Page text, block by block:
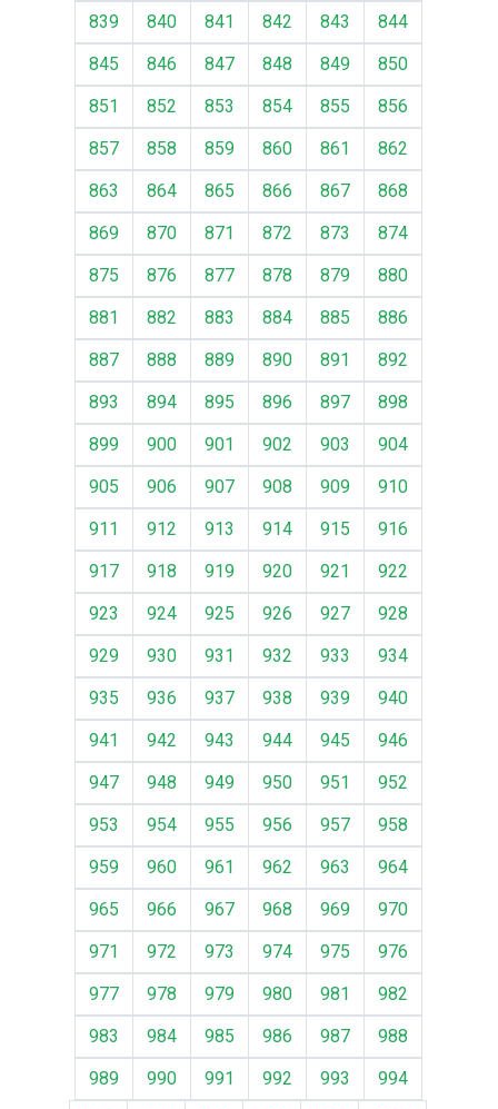
839 840 841 842 843
844
845
846 847 848 849
850
851
852 853 854 855
856
857
858 859 860 861
862
863
864 865 866 867
868
869
870 871 872 873
874
875
876 877 878 879
880
881
882 883 884 885
886
887
888 889 890 891
892
893
894 895 896 897
898
899
900 901 902 903
904
905
906 907 908 909
910
911
912 913 914 915
916
917
918 919 920 921
922
923
924 925 926 927
928
929
930 931 932 933
934
935
936 937 938 939
940
941
942 943 944 945
946
947
948 949 950 951
952
953
954 955 956 957
958
959
960 961 962 963
964
965
966 967 968 969
970
971
972 973 974 975
976
977
978 979 980 981
982
983
984 985 986 987
988
989
990 991 992 993
994